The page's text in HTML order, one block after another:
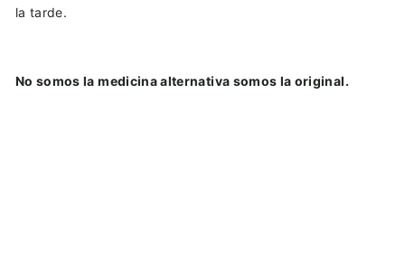
la tarde.
No somos la medicina alternativa somos la original.